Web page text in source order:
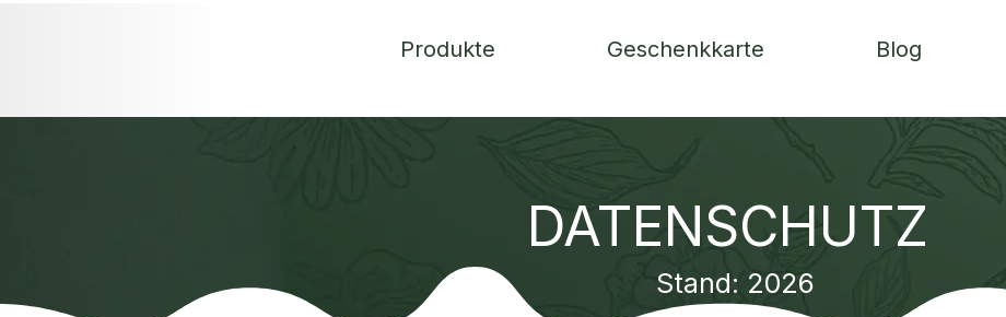
Produkte Geschenkkarte Blog
DATENSCHUTZ
Stand: 2026